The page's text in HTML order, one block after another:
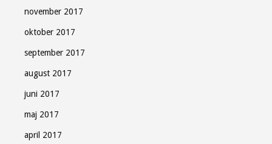
november 2017
oktober 2017
september 2017
august 2017
juni 2017
maj 2017
april 2017